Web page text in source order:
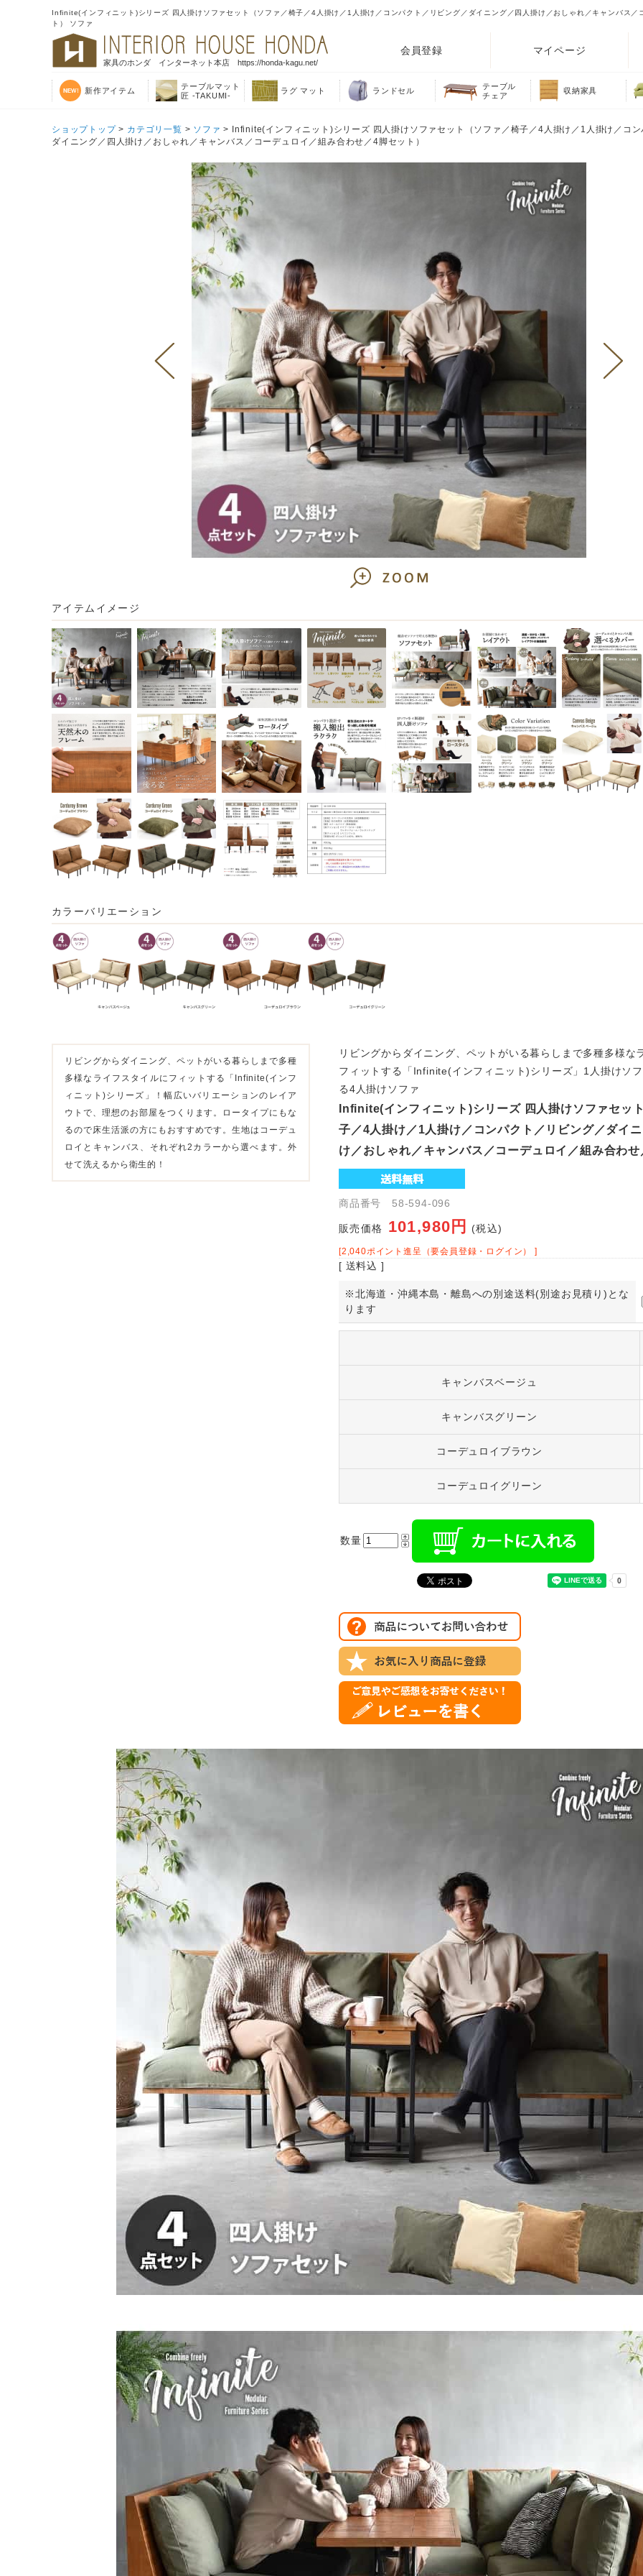
Infinite(インフィニット)シリーズ 四人掛けソファセット（ソファ／椅子／4人掛け／1人掛け／コンパクト／リビング／ダイニング／四人掛け／おしゃれ／キャンバス／
ト） ソファ
家具のホンダ インターネット本店 https://honda-kagu.net/
会員登録 マイページ
新作アイテム
テーブルマット
匠 -TAKUMI-
ラグ マット ランドセル
テーブル
チェア
収納家具
ショップトップ> カテゴリ一覧 > ソファ > Infinite(インフィニット)シリーズ 四人掛けソファセット（ソファ／椅子／4人掛け／1人掛け／コ
ダイニング／四人掛け／おしゃれ／キャンバス／コーデュロイ／組み合わせ／4脚セット）
アイテムイメージ
カラーバリエーション
リビングからダイニング、ペットがいる暮らしまで多種
多様なライフスタイルにフィットする「Infinite(インフ
ィニット)シリーズ」！幅広いバリエーションのレイア
ウトで、理想のお部屋をつくります。ロータイプにもな
るので床生活派の方にもおすすめです。生地はコーデュ
ロイとキャンバス、それぞれ2カラーから選べます。外
せて洗えるから衛生的！
リビングからダイニング、ペットがいる暮らしまで多種多様な
フィットする「Infinite(インフィニット)シリーズ」1人掛けソ
る4人掛けソファ
Infinite(インフィニット)シリーズ 四人掛けソファセッ
子／4人掛け／1人掛け／コンパクト／リビング／ダイ
け／おしゃれ／キャンバス／コーデュロイ／組み合わ
商品番号 58-594-096
販売価格 101,980円 (税込)
[2,040ポイント進呈（要会員登録・ログイン） ]
[ 送料込 ]
※北海道・沖縄本島・離島への別途送料(別途お見積り)とな
ります
キャンバスベージュ
キャンバスグリーン
コーデュロイブラウン
コーデュロイグリーン
数量